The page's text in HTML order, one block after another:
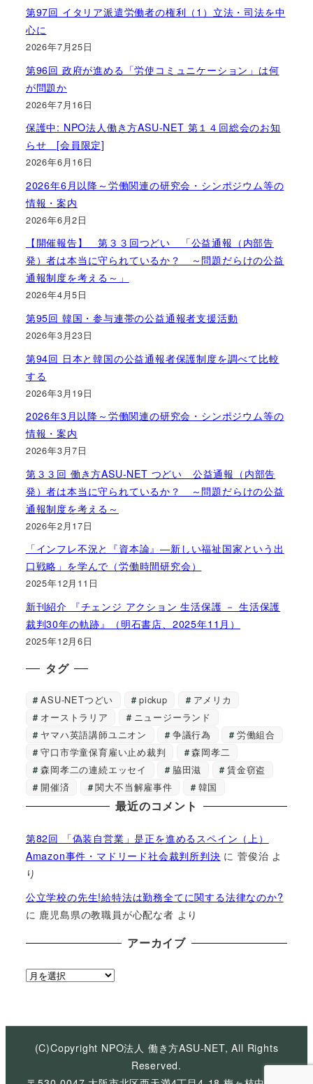
第97回 イタリア派遣労働者の権利（1）立法・司法を中
心に
2026年7月25日
第96回 政府が進める「労使コミュニケーション」は何
が問題か
2026年7月16日
保護中: NPO法人働き方ASU-NET 第１４回総会のお知
らせ [会員限定]
2026年6月16日
2026年6月以降～労働関連の研究会・シンポジウム等の
情報・案内
2026年6月2日
【開催報告】 第３３回つどい 「公益通報（内部告
発）者は本当に守られているか？ ～問題だらけの公益
通報制度を考える～」
2026年4月5日
第95回 韓国・参与連帯の公益通報者支援活動
2026年3月23日
第94回 日本と韓国の公益通報者保護制度を調べて比較
する
2026年3月19日
2026年3月以降～労働関連の研究会・シンポジウム等の
情報・案内
2026年3月7日
第３３回 働き方ASU-NET つどい 公益通報（内部告
発）者は本当に守られているか？ ～問題だらけの公益
通報制度を考える～
2026年2月17日
「インフレ不況と『資本論』―新しい福祉国家という出
口戦略」を学んで（労働時間研究会）
2025年12月11日
新刊紹介 『チェンジ アクション 生活保護 － 生活保護
裁判30年の軌跡』（明石書店、2025年11月）
2025年12月6日
タグ
ASU-NETつどい pickup
アメリカ
オーストラリア
ニュージーランド
ヤマハ英語講師ユニオン
争議行為
労働組合
守口市学童保育雇い止め裁判
森岡孝二
森岡孝二の連続エッセイ
脇田滋
賃金窃盗
開催済
関大不当解雇事件 韓国
最近のコメント
第82回 「偽装自営業」是正を進めるスペイン（上）
Amazon事件・マドリード社会裁判所判決 に菅俊治 よ
り
公立学校の先生!給特法は勤務全てに関する法律なのか?
に 鹿児島県の教職員が心配な者 より
アーカイブ
ア
イ
(C)Copyright NPO法人 働き方ASU-NET, All Rights
Reserved.